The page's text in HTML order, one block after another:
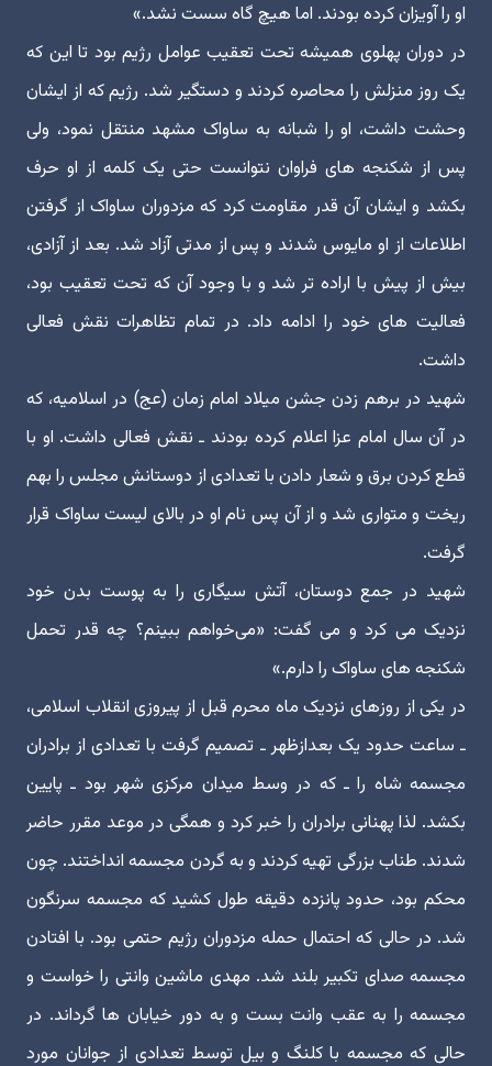
او را آویزان کرده بودند. اما هیچ گاه سست نشد.»
در دوران پهلوی همیشه تحت تعقیب عوامل رژیم بود تا این که
یک روز منزلش را محاصره کردند و دستگیر شد. رژیم که از ایشان
وحشت داشت، او را شبانه به ساواک مشهد منتقل نمود، ولی
پس از شکنجه های فراوان نتوانست حتی یک کلمه از او حرف
بکشد و ایشان آن قدر مقاومت کرد که مزدوران ساواک از گرفتن
اطلاعات از او مایوس شدند و پس از مدتی آزاد شد. بعد از آزادی،
بیش از پیش با اراده تر شد و با وجود آن که تحت تعقیب بود،
فعالیت های خود را ادامه داد. در تمام تظاهرات نقش فعالی
داشت.
شهید در برهم زدن جشن میلاد امام زمان (عج) در اسلامیه، که
در آن سال امام عزا اعلام کرده بودند ـ نقش فعالی داشت. او با
قطع کردن برق و شعار دادن با تعدادی از دوستانش مجلس را بهم
ریخت و متواری شد و از آن پس نام او در بالای لیست ساواک قرار
گرفت.
شهید در جمع دوستان، آتش سیگاری را به پوست بدن خود
نزدیک می کرد و می گفت: «می‌خواهم ببینم؟ چه قدر تحمل
شکنجه های ساواک را دارم.»
در یکی از روزهای نزدیک ماه محرم قبل از پیروزی انقلاب اسلامی،
ـ ساعت حدود یک بعدازظهر ـ تصمیم گرفت با تعدادی از برادران
مجسمه شاه را ـ که در وسط میدان مرکزی شهر بود ـ پایین
بکشد. لذا پهنانی برادران را خبر کرد و همگی در موعد مقرر حاضر
شدند. طناب بزرگی تهیه کردند و به گردن مجسمه انداختند. چون
محکم بود، حدود پانزده دقیقه طول کشید که مجسمه سرنگون
شد. در حالی که احتمال حمله مزدوران رژیم حتمی بود. با افتادن
مجسمه صدای تکبیر بلند شد. مهدی ماشین وانتی را خواست و
مجسمه را به عقب وانت بست و به دور خیابان ها گرداند. در
حالی که مجسمه با کلنگ و بیل توسط تعدادی از جوانان مورد